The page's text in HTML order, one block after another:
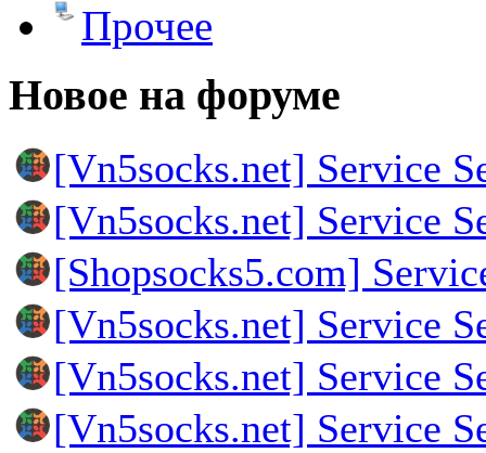
Прочее
Новое на форуме
[Vn5socks.net] Service
[Vn5socks.net] Service
[Shopsocks5.com]
[Vn5socks.net] Service
[Vn5socks.net] Service
[Vn5socks.net] Service